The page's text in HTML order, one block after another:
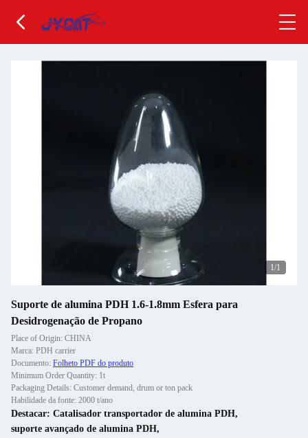
1/1
Suporte de alumina PDH 1.6-1.8mm Esfera para
Desidrogenação de Propano
Place of Origin: CHINA
Marca: PDH carrier
Documento: Folheto PDF do produto
Minimum Order Quantity: 1t
Packaging Details: Customer demand, drum or ton pack
Habilidade da fonte: 2000 t/ano
Destacar: Catalisador transportador de alumina PDH,
suporte avançado de alumina PDH,